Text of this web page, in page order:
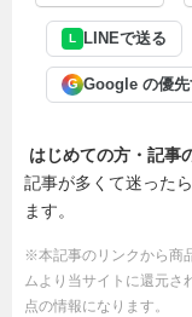
L LINEで送る
G Google の優
はじめての方・記事
記事が多くて迷ったら
ます。
※本記事のリンクから商
ムより当サイトに還元さ
点の情報になります。